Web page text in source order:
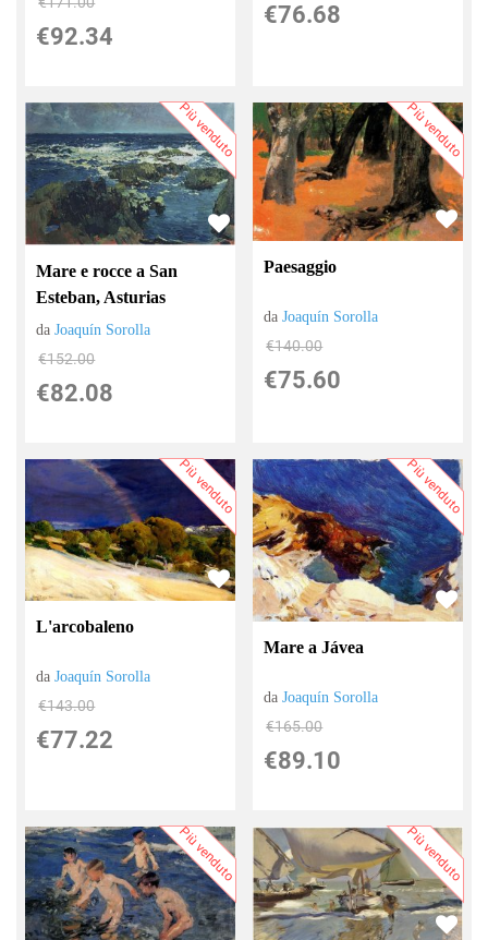
€92.34
€76.68
Più venduto
Mare e rocce a San
Esteban, Asturias
daJoaquín Sorolla
€152.00
€82.08
Più venduto
Paesaggio
daJoaquín Sorolla
€140.00
€75.60
Più venduto
L'arcobaleno
daJoaquín Sorolla
€143.00
€77.22
Più venduto
Mare a Jávea
daJoaquín Sorolla
€165.00
€89.10
Più venduto Più venduto